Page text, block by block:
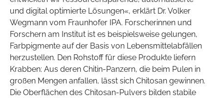
und digital optimierte Lösungen«, erklärt Dr. Volker
Wegmann vom Fraunhofer IPA. Forscherinnen und
Forschern am Institut ist es beispielsweise gelungen,
Farbpigmente auf der Basis von Lebensmittelabfällen
herzustellen. Den Rohstoff für diese Produkte liefern
Krabben: Aus deren Chitin-Panzern, die beim Pulen in
großen Mengen anfallen, lässt sich Chitosan gewinnen.
Die Oberflächen des Chitosan-Pulvers bilden stabile